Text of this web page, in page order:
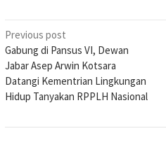
Post
navigation
Previous post
Gabung di Pansus VI, Dewan
Jabar Asep Arwin Kotsara
Datangi Kementrian Lingkungan
Hidup Tanyakan RPPLH Nasional